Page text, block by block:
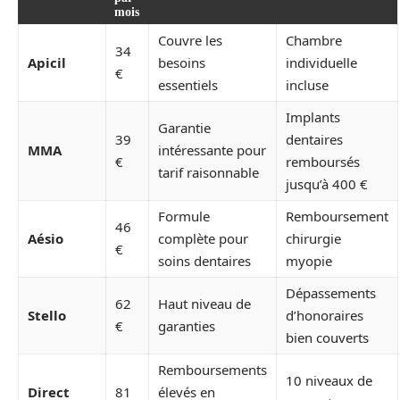
mois
Apicil
34
€
Couvre les
besoins
essentiels
Chambre
individuelle
incluse
MMA
39
€
Garantie
intéressante pour
tarif raisonnable
Implants
dentaires
remboursés
jusqu’à 400 €
Aésio
46
€
Formule
complète pour
soins dentaires
Remboursement
chirurgie
myopie
Stello
62
€
Haut niveau de
garanties
Dépassements
d’honoraires
bien couverts
Direct 81
Remboursements
élevés en
10 niveaux de